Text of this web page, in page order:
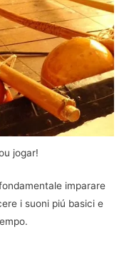
jogar!
imparare
i suoni piú basici e